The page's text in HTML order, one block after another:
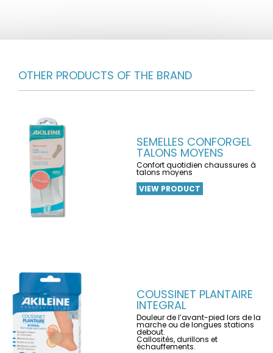
OTHER PRODUCTS OF THE BRAND
SEMELLES CONFORGEL
TALONS MOYENS
Confort quotidien chaussures à
talons moyens
VIEW PRODUCT
COUSSINET PLANTAIRE
INTEGRAL
Douleur de l’avant-pied lors de la
marche ou de longues stations
debout.
Callosités, durillons et
échauffements.